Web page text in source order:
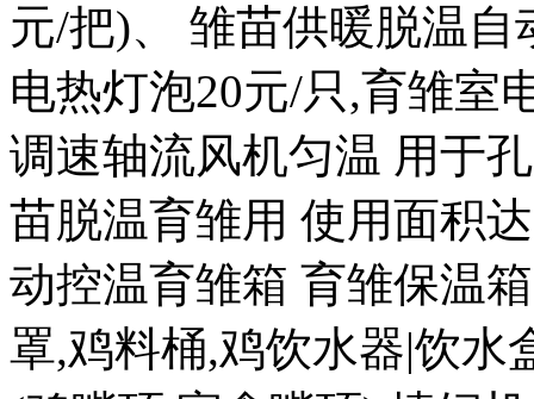
元/把)、 雏苗供暖脱温
电热灯泡20元/只,育雏室
调速轴流风机匀温 用于
苗脱温育雏用 使用面积
动控温育雏箱 育雏保温
罩,鸡料桶,鸡饮水器|饮水